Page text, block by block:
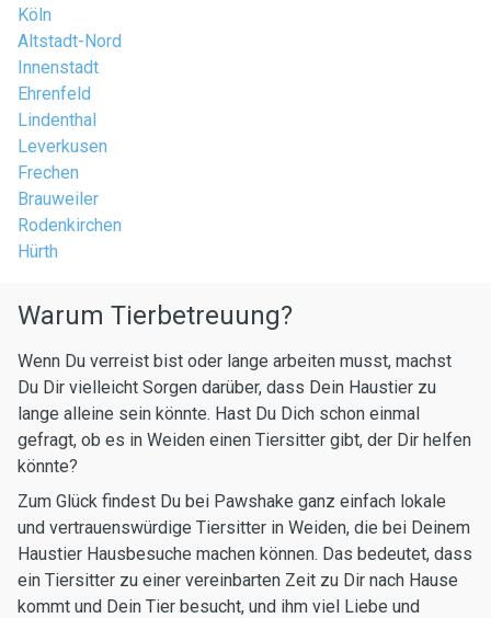
Köln
Altstadt-Nord
Innenstadt
Ehrenfeld
Lindenthal
Leverkusen
Frechen
Brauweiler
Rodenkirchen
Hürth
Warum Tierbetreuung?
Wenn Du verreist bist oder lange arbeiten musst, machst
Du Dir vielleicht Sorgen darüber, dass Dein Haustier zu
lange alleine sein könnte. Hast Du Dich schon einmal
gefragt, ob es in Weiden einen Tiersitter gibt, der Dir helfen
könnte?
Zum Glück findest Du bei Pawshake ganz einfach lokale
und vertrauenswürdige Tiersitter in Weiden, die bei Deinem
Haustier Hausbesuche machen können. Das bedeutet, dass
ein Tiersitter zu einer vereinbarten Zeit zu Dir nach Hause
kommt und Dein Tier besucht, und ihm viel Liebe und